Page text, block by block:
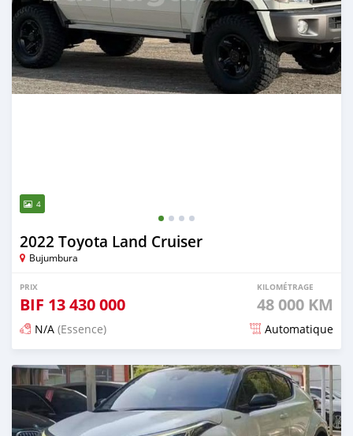
4
2022 Toyota Land Cruiser
Bujumbura
PRIX
BIF 13 430 000
KILOMÉTRAGE
48 000 KM
N/A (Essence) Automatique
Publié il y a 14 jours